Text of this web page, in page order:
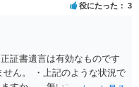
役にたった 3
証書遺言は有効なものです
ん。 ・上記のような状況で